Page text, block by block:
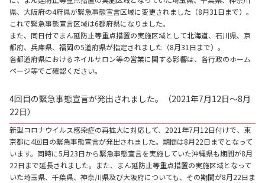
県、大阪府の4府県が緊急事態宣言区域に変更されました（8月31日まで）。
これで緊急事態宣言区域は6都府県になりました。
また、同日付でまん延防止等重点措置の実施区域として北海道、石川県、京
都府、兵庫県、福岡の5道府県が指定されました（8月31日まで）。
各都道府県におけるネイルサロン等の営業に関する影響は、各行政のホーム
ページ等でご確認ください。
4回目の緊急事態宣言が発出されました。（2021年7月12日～8月
22日）
新型コロナウイルス感染症の再拡大に対応して、2021年7月12日付けで、東
京都に4回目の緊急事態宣言が発出されました。期間は8月22日までとなって
います。同時に5月23日から緊急事態宣言を実施していた沖縄県も期間が8月
22日まで延長されました。また、まん延防止等重点措置の実施区域となって
いた埼玉県、千葉県、神奈川県及び大阪府についても、その期間が8月22日ま